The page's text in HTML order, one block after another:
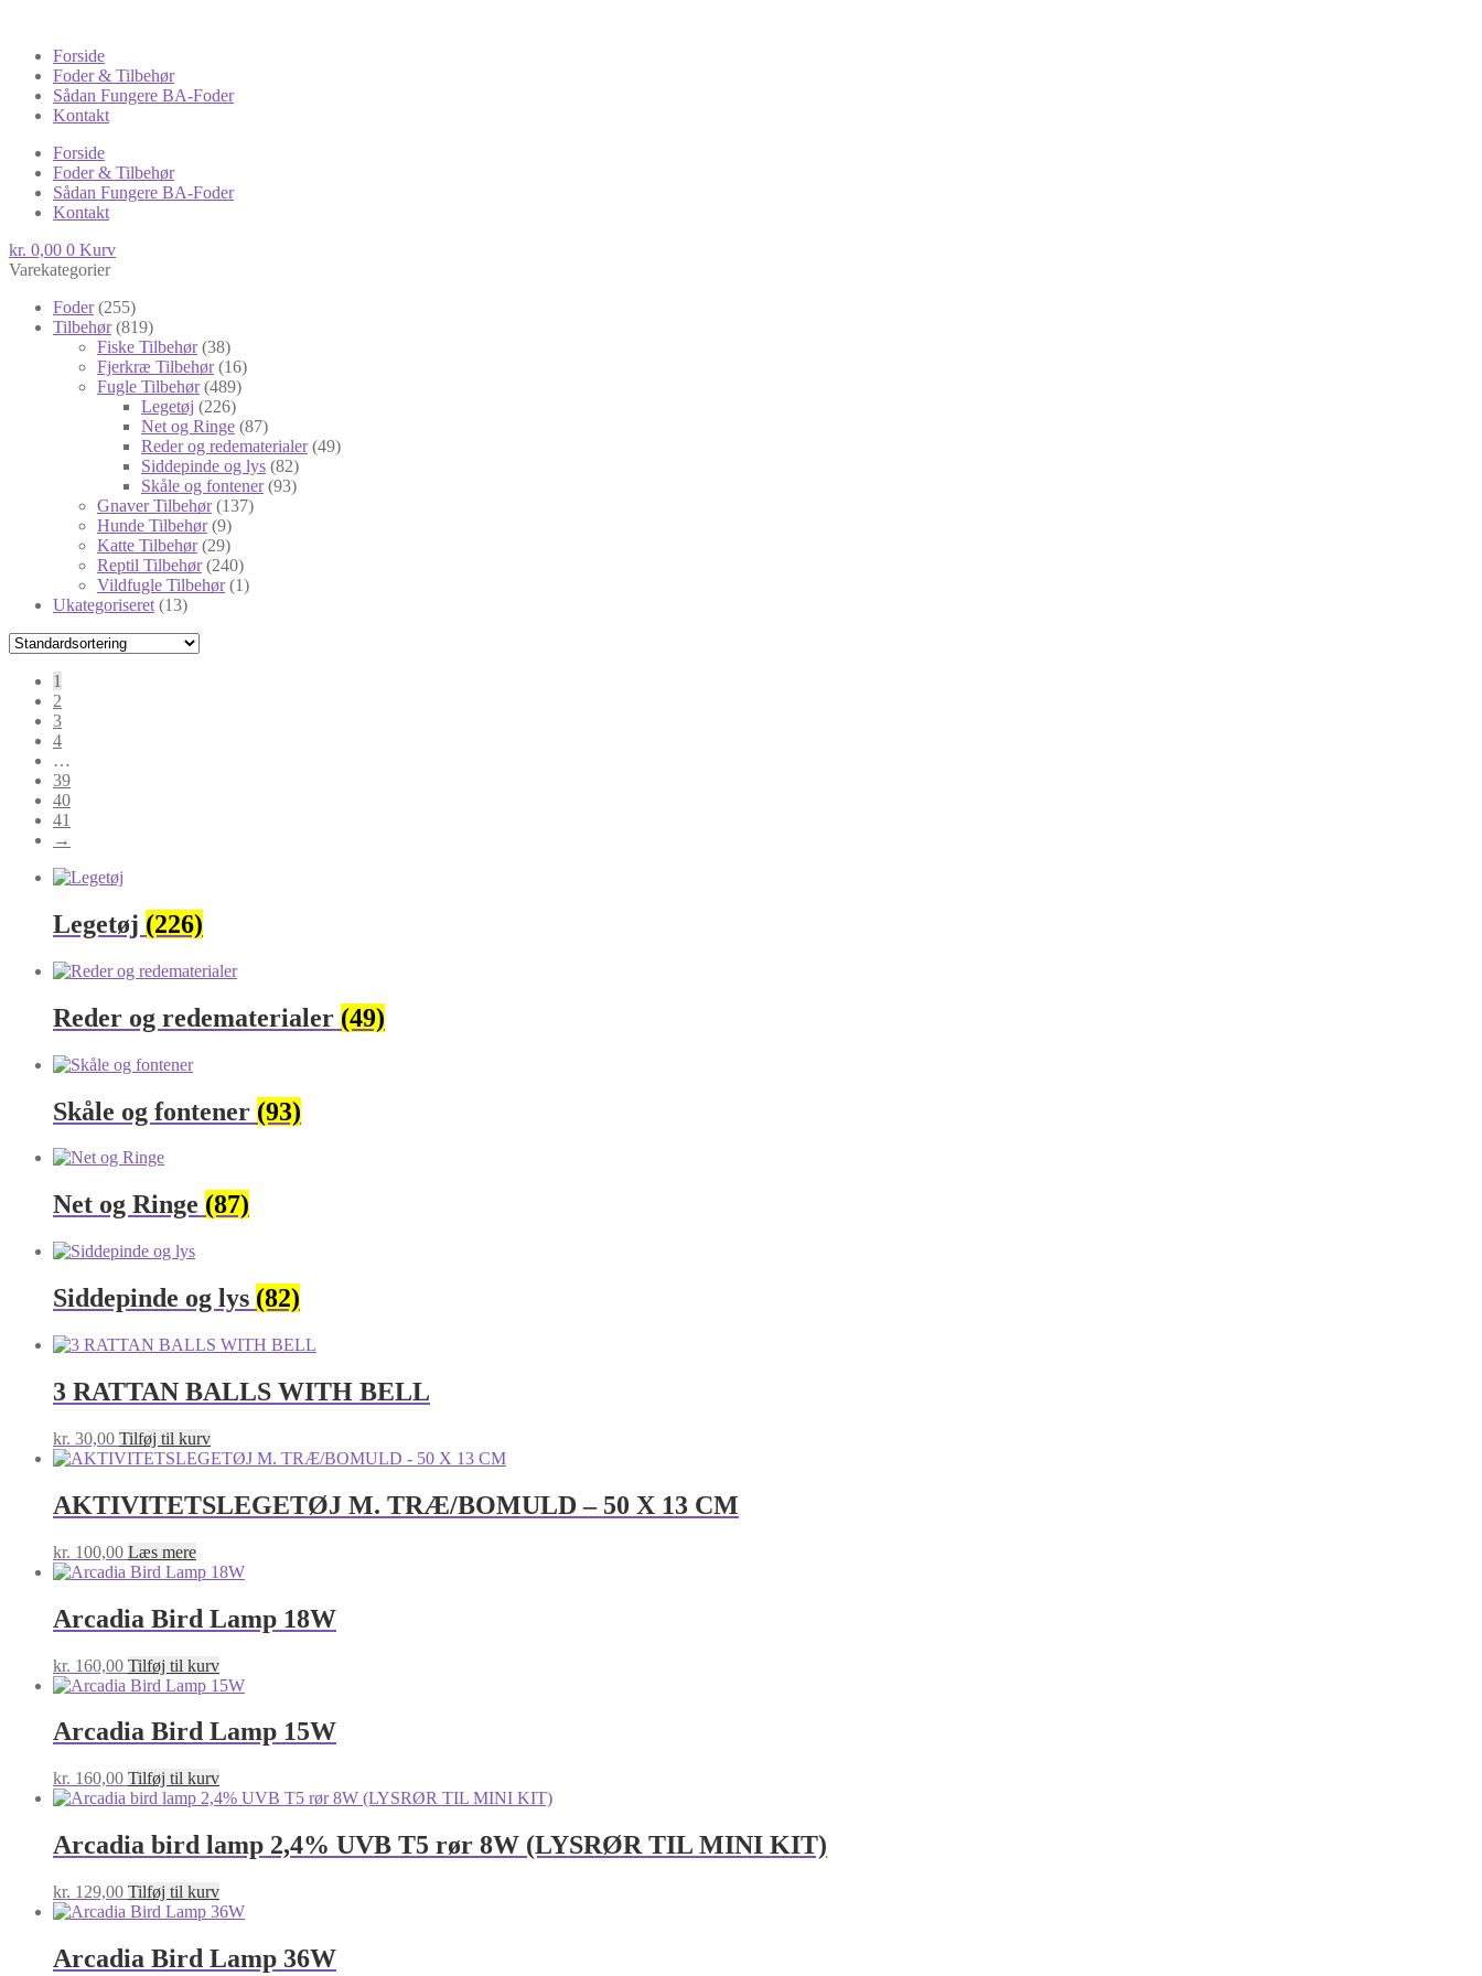
Forside
Foder & Tilbehør
Sådan Fungere BA-Foder
Kontakt
Forside
Foder & Tilbehør
Sådan Fungere BA-Foder
Kontakt
kr. 0,00 0 Kurv
Varekategorier
Foder (255)
Tilbehør (819)
Fiske Tilbehør (38)
Fjerkræ Tilbehør (16)
Fugle Tilbehør (489)
Legetøj (226)
Net og Ringe (87)
Reder og redematerialer (49)
Siddepinde og lys (82)
Skåle og fontener (93)
Gnaver Tilbehør (137)
Hunde Tilbehør (9)
Katte Tilbehør (29)
Reptil Tilbehør (240)
Vildfugle Tilbehør (1)
Ukategoriseret (13)
1
2
3
4
…
39
40
41
→
Legetøj (226)
Reder og redematerialer (49)
Skåle og fontener (93)
Net og Ringe (87)
Siddepinde og lys (82)
3 RATTAN BALLS WITH BELL
kr. 30,00 Tilføj til kurv
AKTIVITETSLEGETØJ M. TRÆ/BOMULD – 50 X 13 CM
kr. 100,00 Læs mere
Arcadia Bird Lamp 18W
kr. 160,00 Tilføj til kurv
Arcadia Bird Lamp 15W
kr. 160,00 Tilføj til kurv
Arcadia bird lamp 2,4% UVB T5 rør 8W (LYSRØR TIL MINI KIT)
kr. 129,00 Tilføj til kurv
Arcadia Bird Lamp 36W